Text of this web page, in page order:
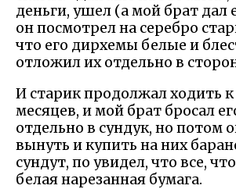
деньги, ушел (а мой брат дал
он посмотрел на серебро
что его дирхемы белые и
отложил их отдельно в
И старик продолжал ходить
месяцев, и мой брат бросал
отдельно в сундук, но потом
вынуть и купить на них
сундут, по увидел, что все,
белая нарезанная бумага.